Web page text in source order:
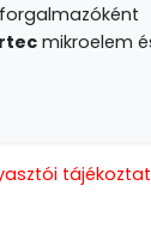
mikroelem